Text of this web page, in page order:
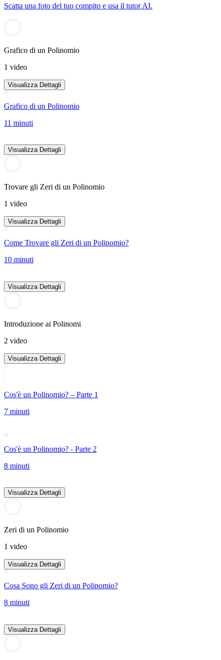
Scatta una foto del tuo compito e usa il tutor AI.
Grafico di un Polinomio
1 video
Visualizza Dettagli
Grafico di un Polinomio
11 minuti
Visualizza Dettagli
Trovare gli Zeri di un Polinomio
1 video
Visualizza Dettagli
Come Trovare gli Zeri di un Polinomio?
10 minuti
Visualizza Dettagli
Introduzione ai Polinomi
2 video
Visualizza Dettagli
Cos'è un Polinomio? – Parte 1
7 minuti
Cos'è un Polinomio? - Parte 2
8 minuti
Visualizza Dettagli
Zeri di un Polinomio
1 video
Visualizza Dettagli
Cosa Sono gli Zeri di un Polinomio?
8 minuti
Visualizza Dettagli